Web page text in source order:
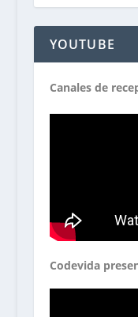
YOUTUBE
Canales de
Codevida